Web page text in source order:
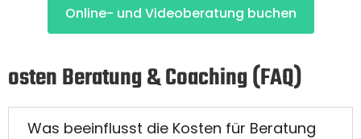
Online- und Videoberatung buchen
osten Beratung & Coaching (FAQ)
Was beeinflusst die Kosten für Beratung